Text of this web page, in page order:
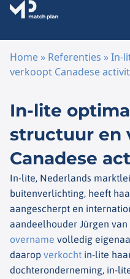
Home » Referenties »In-
verkoopt Canadese
In-lite
structuur en
Canadese
In-lite, Nederlands
buitenverlichting, heeft
aangescherpt en
aandeelhouder Jürgen
overname volledig
daarop verkocht in-lite
dochteronderneming, in-